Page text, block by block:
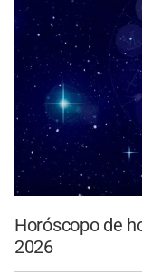
Horóscopo de
2026